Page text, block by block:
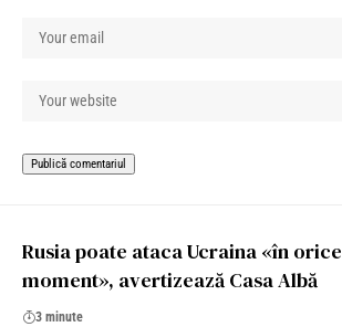
Rusia poate ataca Ucraina «în orice
moment», avertizează Casa Albă
3 minute